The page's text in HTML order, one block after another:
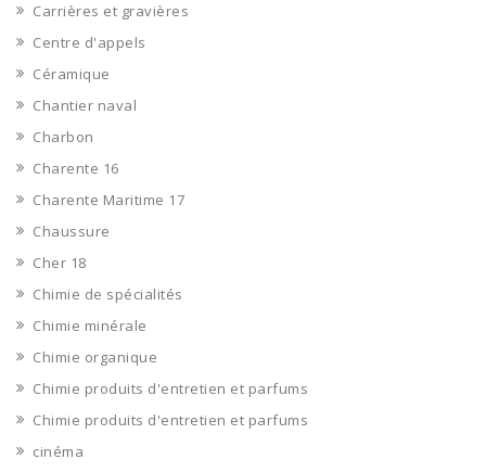
Carrières et gravières
Centre d'appels
Céramique
Chantier naval
Charbon
Charente 16
Charente Maritime 17
Chaussure
Cher 18
Chimie de spécialités
Chimie minérale
Chimie organique
Chimie produits d'entretien et parfums
Chimie produits d'entretien et parfums
cinéma